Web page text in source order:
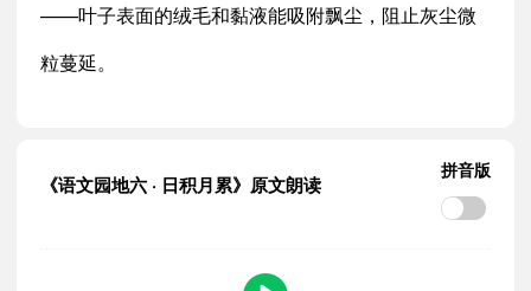
——叶子表面的绒毛和黏液能吸附飘尘，阻止灰尘微
粒蔓延。
《语文园地六 · 日积月累》原文朗读
拼音版